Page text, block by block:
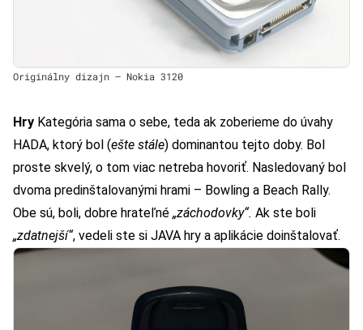
Originálny dizajn – Nokia 3120
Hry Kategória sama o sebe, teda ak zoberieme do úvahy
HADA, ktorý bol (ešte stále) dominantou tejto doby. Bol
proste skvelý, o tom viac netreba hovoriť. Nasledovaný bol
dvoma predinštalovanými hrami – Bowling a Beach Rally.
Obe sú, boli, dobre hrateľné „záchodovky“. Ak ste boli
„zdatnejší“, vedeli ste si JAVA hry a aplikácie doinštalovať.